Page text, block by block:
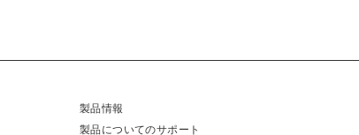
製品情報
製品についてのサポート